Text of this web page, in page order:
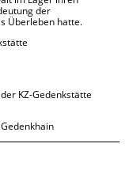
der
Überleben hatte.
KZ-Gedenkstätte